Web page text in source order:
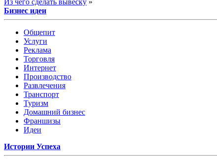
Бизнес идеи
Общепит
Услуги
Реклама
Торговля
Интернет
Производство
Развлечения
Транспорт
Туризм
Домашний бизнес
Франшизы
Идеи
Истории Успеха